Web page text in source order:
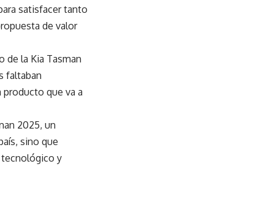
satisfacer tanto
de valor
de la Kia Tasman
faltaban
que va a
2025, un
sino que
tecnológico y